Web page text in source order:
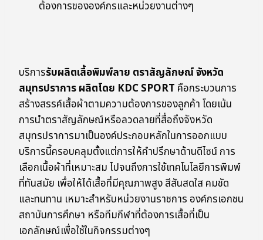
ต้องการขององค์กรและหน่วยงานต่างๆ
บริการรับผลิตเสื้อพิมพ์ลาย ตราสัญลักษณ์ จังหวัด
สมุทรปราการ ผลิตโดย KDC SPORT คือกระบวนการ
สร้างสรรค์เสื้อผ้าตามความต้องการของลูกค้า โดยเน้น
การนำตราสัญลักษณ์หรือลวดลายที่สื่อถึงจังหวัด
สมุทรปราการมาเป็นองค์ประกอบหลักในการออกแบบ
บริการนี้ครอบคลุมตั้งแต่การให้คำปรึกษาด้านดีไซน์ การ
เลือกเนื้อผ้าที่เหมาะสม ไปจนถึงการใช้เทคโนโลยีการพิมพ์
ที่ทันสมัย เพื่อให้ได้เสื้อที่มีคุณภาพสูง สีสันสดใส คมชัด
และทนทาน เหมาะสำหรับหน่วยงานราชการ องค์กรเอกชน
สถาบันการศึกษา หรือทีมกีฬาที่ต้องการเสื้อที่เป็น
เอกลักษณ์เพื่อใช้ในกิจกรรมต่างๆ